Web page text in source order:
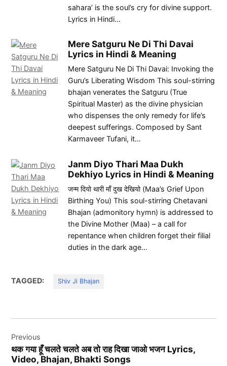
sahara’ is the soul’s cry for divine support.
Lyrics in Hindi…
Mere Satguru Ne Di Thi Davai
Lyrics in Hindi & Meaning
Mere Satguru Ne Di Thi Davai: Invoking the
Guru’s Liberating Wisdom This soul-stirring
bhajan venerates the Satguru (True
Spiritual Master) as the divine physician
who dispenses the only remedy for life’s
deepest sufferings. Composed by Sant
Karmaveer Tufani, it…
Janm Diyo Thari Maa Dukh
Dekhiyo Lyrics in Hindi & Meaning
जन्म दियो थारी माँ दुख देखियो (Maa’s Grief Upon
Birthing You) This soul-stirring Chetavani
Bhajan (admonitory hymn) is addressed to
the Divine Mother (Maa) – a call for
repentance when children forget their filial
duties in the dark age…
TAGGED: Shiv Ji Bhajan
navigation
Previous
थक गया हूँ चलते चलते अब तो राह दिखा जाओ भजन Lyrics,
Video, Bhajan, Bhakti Songs